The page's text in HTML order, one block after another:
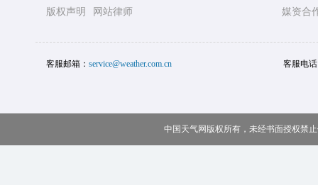
版权声明
网站律师
媒资合
客服邮箱： service@weather.com.cn 客服电
中国天气网版权所有，未经书面授权